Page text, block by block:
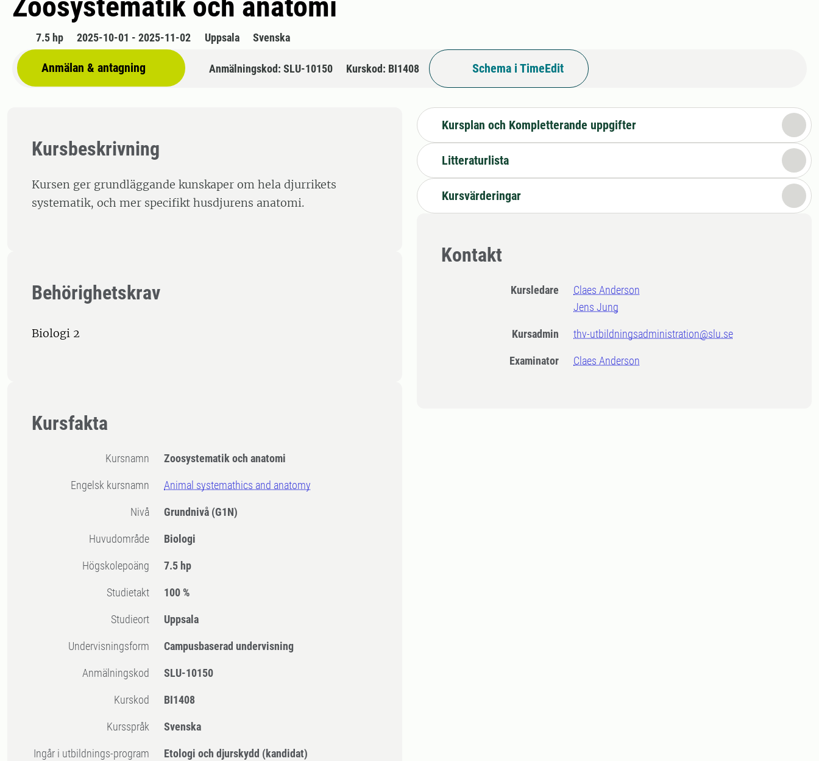
7.5 hp 2025-10-01 - 2025-11-02 Uppsala Svenska
Anmälan & antagning Anmälningskod: SLU-10150 Kurskod: BI1408 Schema i TimeEdit
Kursbeskrivning
Kursen ger grundläggande kunskaper om hela djurrikets
systematik, och mer specifikt husdjurens anatomi.
Behörighetskrav
Biologi 2
Kursfakta
Kursnamn Zoosystematik och anatomi
Engelsk kursnamn Animal systemathics and anatomy
Nivå Grundnivå (G1N)
Huvudområde Biologi
högskolepoäng 7.5 hp
Studietakt 100 %
Studieort Uppsala
Undervisningsform Campusbaserad undervisning
Anmälningskod SLU-10150
Kurskod BI1408
Kursspråk Svenska
Ingår i utbildnings-program Etologi och djurskydd (kandidat)
Kursplan och Kompletterande uppgifter
Litteraturlista
Kursvärderingar
Kontakt
Kursledare
Claes Anderson
Jens Jung
Kursadmin thv-utbildningsadministration@slu.se
Examinator Claes Anderson